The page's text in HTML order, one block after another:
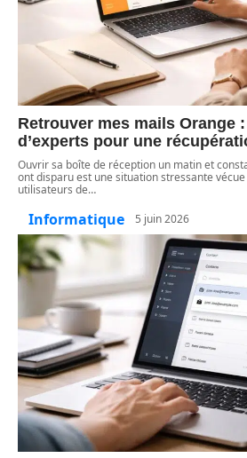
Retrouver mes mails Orange
d’experts pour une
Ouvrir sa boîte de réception un matin et
ont disparu est une situation stressante
utilisateurs de…
Informatique 5 juin 2026